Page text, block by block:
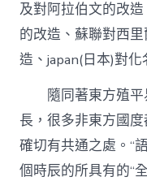
及對阿拉伯文的改
的改造、蘇聯對西
造、japan(日本)對
隨同著東方殖
長，很多非東方國
確切有共通之處。“
個時辰的所具有的“